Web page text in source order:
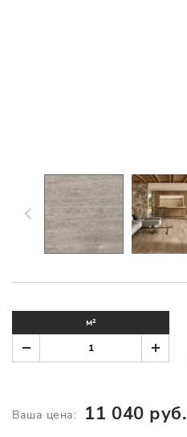
м²
Ваша цена: 11 040 руб.